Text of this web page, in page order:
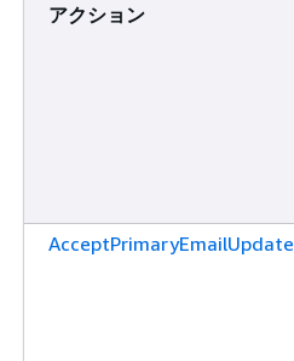
アクション
AcceptPrimaryEmailUpdate